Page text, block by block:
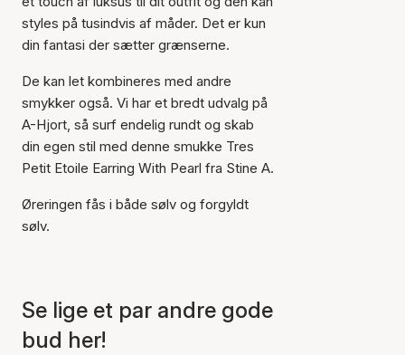
styles på tusindvis af måder. Det er kun
din fantasi der sætter grænserne.
De kan let kombineres med andre
smykker også. Vi har et bredt udvalg på
A-Hjort, så surf endelig rundt og skab
din egen stil med denne smukke Tres
Petit Etoile Earring With Pearl fra Stine A.
Øreringen fås i både sølv og forgyldt
sølv.
Se lige et par andre gode
bud her!